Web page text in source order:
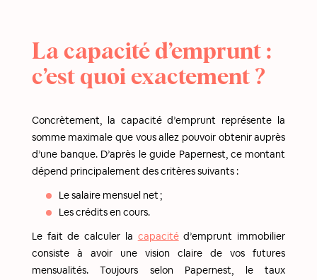
La capacité d’emprunt :
c’est quoi exactement ?
Concrètement, la capacité d’emprunt représente la
somme maximale que vous allez pouvoir obtenir auprès
d’une banque. D’après le guide Papernest, ce montant
dépend principalement des critères suivants :
Le salaire mensuel net ;
Les crédits en cours.
Le fait de calculer la capacitéd’emprunt immobilier
consiste à avoir une vision claire de vos futures
mensualités. Toujours selon Papernest, le taux